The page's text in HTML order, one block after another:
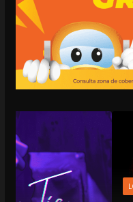
LOCALES OPINIÓN